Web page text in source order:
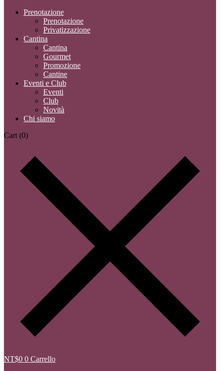
Prenotazione
Prenotazione
Privatizzazione
Cantina
Cantina
Gourmet
Promozione
Cantine
Eventi e Club
Eventi
Club
Novità
Chi siamo
Cart (0)
NT$0 0 Carrello